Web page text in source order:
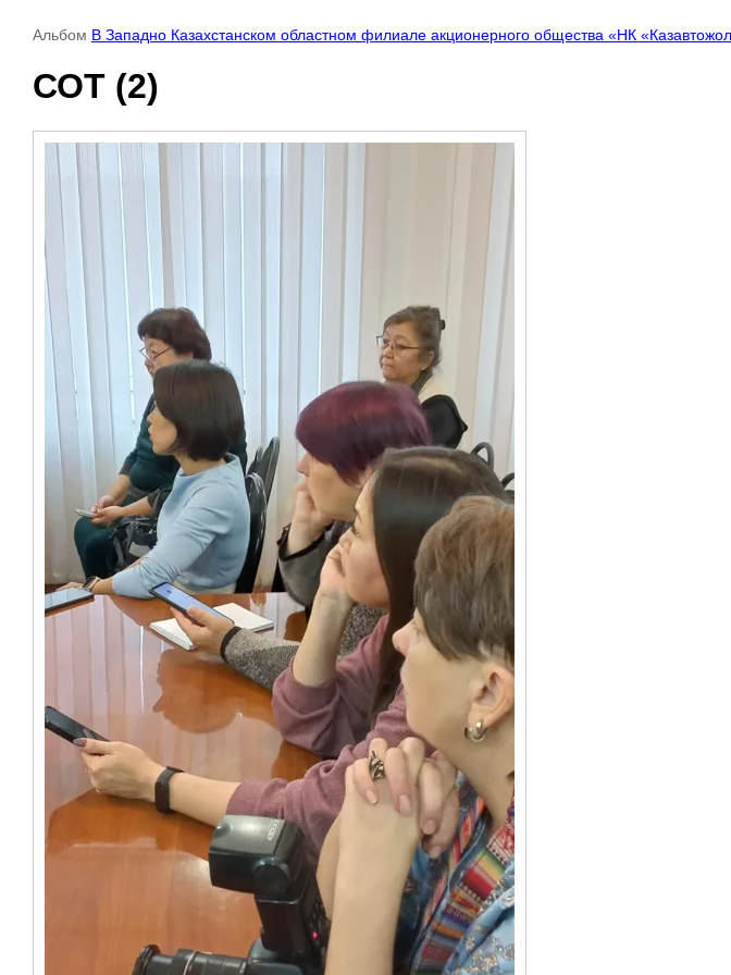
Альбом В Западно Казахстанском областном филиале акционерного общества «НК
СОТ (2)